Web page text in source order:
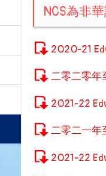
NCS為非
2020-21
二零二零年
2021-22
二零二一年
2021-22